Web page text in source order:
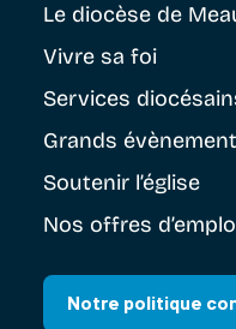
Le diocèse de
Vivre sa foi
Services
Grands
Soutenir l’église
Nos offres
Notre politique